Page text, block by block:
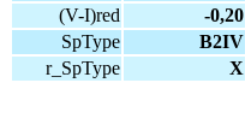
(V-I)red
-0,20
SpType
B2IV
r_SpType
X